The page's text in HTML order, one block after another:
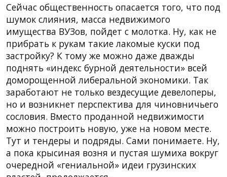
Сейчас общественность опасается того, что под
шумок слияния, масса недвижимого
имущества ВУЗов, пойдет с молотка. Ну, как не
прибрать к рукам такие лакомые куски под
застройку? К тому же можно даже дважды
поднять «индекс бурной деятельности» всей
доморощенной либеральной экономики. Так
заработают не только вездесущие девелоперы,
но и возникнет перспектива для чиновничьего
сословия. Вместо проданной недвижимости
можно построить новую, уже на новом месте.
Тут и тендеры и подряды. Сами понимаете. Ну,
а пока крысиная возня и пустая шумиха вокруг
очередной «гениальной» идеи грузинских